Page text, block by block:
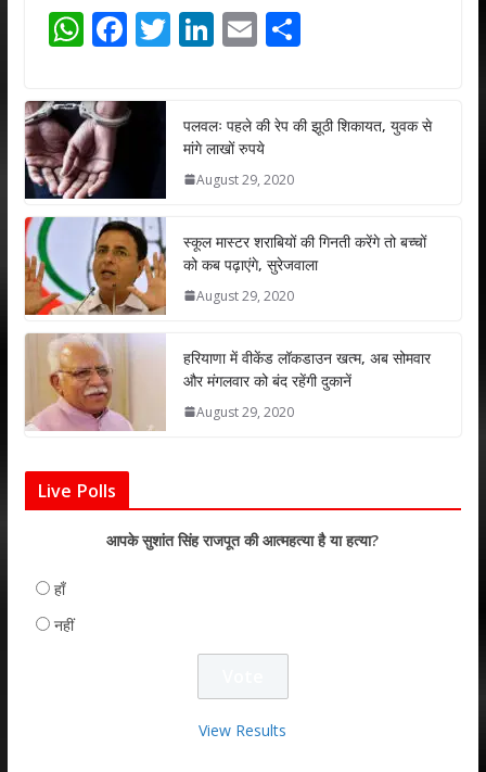
W
at
s
A
p
p
F
e
b
o
k
T
er
Li
e
dI
n
E
l
S
e
पलवलः पहले की रेप की झूठी शिकायत, युवक से
मांगे लाखों रुपये
August 29, 2020
स्कूल मास्टर शराबियों की गिनती करेंगे तो बच्चों
को कब पढ़ाएंगे, सुरेजवाला
August 29, 2020
हरियाणा में वीकेंड लॉकडाउन खत्म, अब सोमवार
और मंगलवार को बंद रहेंगी दुकानें
August 29, 2020
Live Polls
आपके सुशांत सिंह राजपूत की आत्महत्या है या हत्या?
हाँ
नहीं
View Results